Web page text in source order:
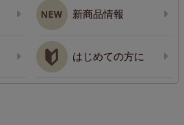
新商品情報
はじめての方に